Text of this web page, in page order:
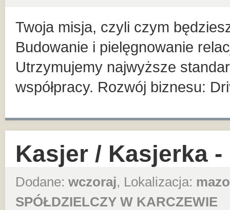
Twoja misja, czyli czym
Budowanie i pielęgnowanie
Utrzymujemy najwyższe
współpracy. Rozwój biznesu:
Kasjer / Kasjerka
Dodane: wczoraj, Lokalizacja:
SPÓŁDZIELCZY W KARCZEWIE